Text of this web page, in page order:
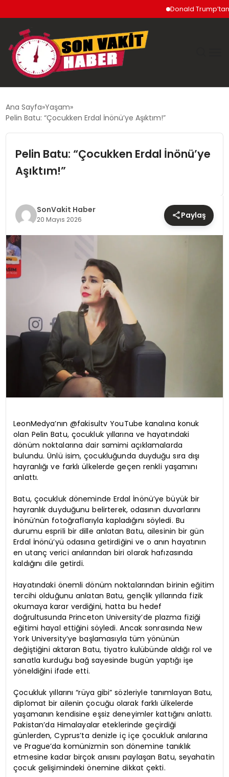
Donald Trump’tan
DÜNYA
EKONOMI
SPOR
TEKNOLOJI
YAŞAM
Ana Sayfa Yaşam
Pelin Batu: “Çocukken Erdal İnönü’ye Aşıktım!”
Pelin Batu: “Çocukken Erdal İnönü’ye
Aşıktım!”
SonVakit Haber
20 Mayıs 2026 Paylaş
LeonMedya’nın @fakisultv YouTube kanalına konuk
olan Pelin Batu, çocukluk yıllarına ve hayatındaki
dönüm noktalarına dair samimi açıklamalarda
bulundu. Ünlü isim, çocukluğunda duyduğu sıra dışı
hayranlığı ve farklı ülkelerde geçen renkli yaşamını
anlattı.
Batu, çocukluk döneminde Erdal İnönü’ye büyük bir
hayranlık duyduğunu belirterek, odasının duvarlarını
İnönü’nün fotoğraflarıyla kapladığını söyledi. Bu
durumu esprili bir dille anlatan Batu, ailesinin bir gün
Erdal İnönü’yü odasına getirdiğini ve o anın hayatının
en utanç verici anılarından biri olarak hafızasında
kaldığını dile getirdi.
Hayatındaki önemli dönüm noktalarından birinin eğitim
tercihi olduğunu anlatan Batu, gençlik yıllarında fizik
okumaya karar verdiğini, hatta bu hedef
doğrultusunda Princeton University’de plazma fiziği
eğitimi hayal ettiğini söyledi. Ancak sonrasında New
York University’ye başlamasıyla tüm yönünün
değiştiğini aktaran Batu, tiyatro kulübünde aldığı rol ve
sanatla kurduğu bağ sayesinde bugün yaptığı işe
yöneldiğini ifade etti.
Çocukluk yıllarını “rüya gibi” sözleriyle tanımlayan Batu,
diplomat bir ailenin çocuğu olarak farklı ülkelerde
yaşamanın kendisine eşsiz deneyimler kattığını anlattı.
Pakistan’da Himalayalar eteklerinde geçirdiği
günlerden, Cyprus’ta denizle iç içe çocukluk anılarına
ve Prague’da komünizmin son dönemine tanıklık
etmesine kadar birçok anısını paylaşan Batu, seyahatin
çocuk gelişimindeki önemine dikkat çekti.